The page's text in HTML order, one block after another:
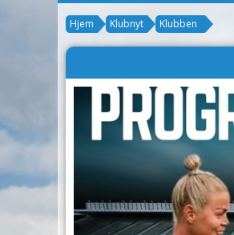
Hjem Klubnyt Klubben